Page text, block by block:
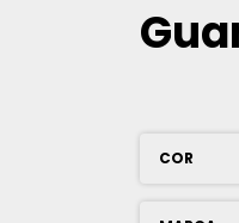
COR